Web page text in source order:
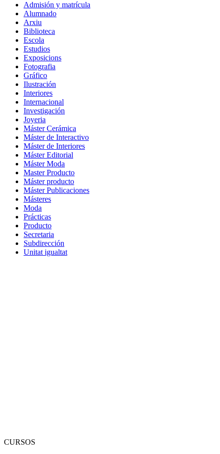
Admisión y matrícula
Alumnado
Arxiu
Biblioteca
Escola
Estudios
Exposicions
Fotografia
Gráfico
Ilustración
Interiores
Internacional
Investigación
Joyeria
Máster Cerámica
Máster de Interactivo
Máster de Interiores
Máster Editorial
Máster Moda
Master Producto
Máster producto
Máster Publicaciones
Másteres
Moda
Prácticas
Producto
Secretaria
Subdirección
Unitat igualtat
CURSOS